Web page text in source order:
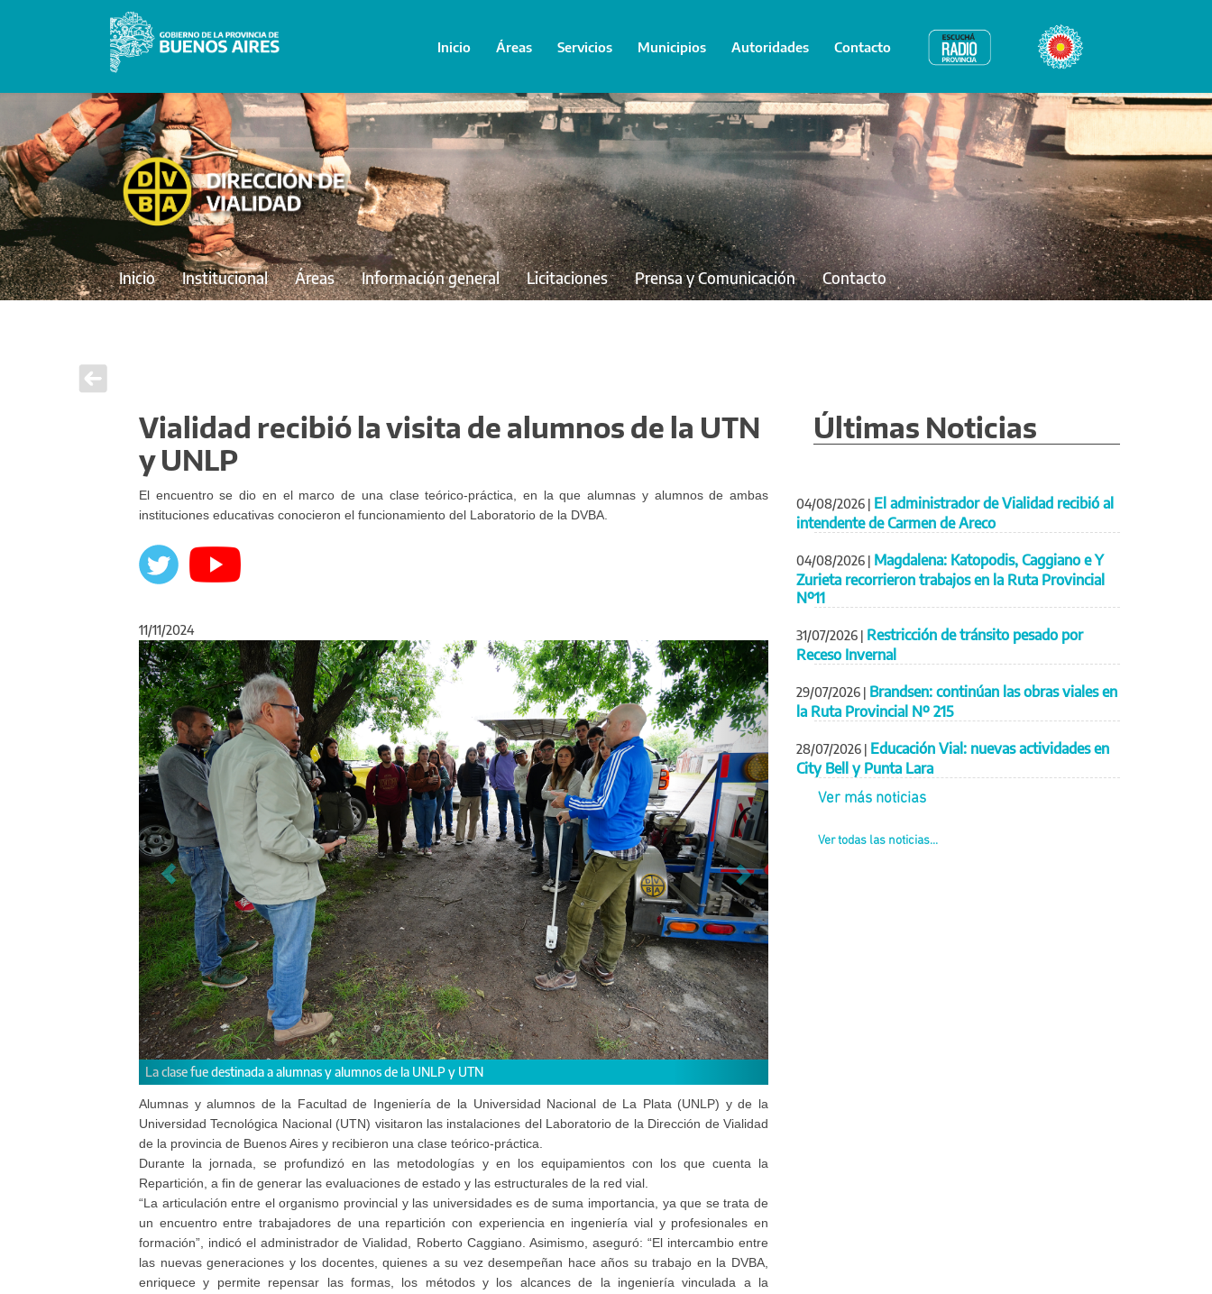
Inicio Áreas Servicios Municipios Autoridades Contacto Radio Provincia Bicentenario
Inicio Institucional Áreas Información general Licitaciones Prensa y Comunicación Contacto
Vialidad recibió la visita de alumnos de la UTN
y UNLP
El encuentro se dio en el marco de una clase teórico-práctica, en la que alumnas y alumnos de ambas
instituciones educativas conocieron el funcionamiento del Laboratorio de la DVBA.
11/11/2024
La clase fue destinada a alumnas y alumnos de la UNLP y UTN
Anterior Siguiente
Alumnas y alumnos de la Facultad de Ingeniería de la Universidad Nacional de La Plata (UNLP) y de la
Universidad Tecnológica Nacional (UTN) visitaron las instalaciones del Laboratorio de la Dirección de Vialidad
de la provincia de Buenos Aires y recibieron una clase teórico-práctica.
Durante la jornada, se profundizó en las metodologías y en los equipamientos con los que cuenta la
Repartición, a fin de generar las evaluaciones de estado y las estructurales de la red vial.
“La articulación entre el organismo provincial y las universidades es de suma importancia, ya que se trata de
un encuentro entre trabajadores de una repartición con experiencia en ingeniería vial y profesionales en
formación”, indicó el administrador de Vialidad, Roberto Caggiano. Asimismo, aseguró: “El intercambio entre
las nuevas generaciones y los docentes, quienes a su vez desempeñan hace años su trabajo en la DVBA,
enriquece y permite repensar las formas, los métodos y los alcances de la ingeniería vinculada a la
Últimas Noticias
04/08/2026 | El administrador de Vialidad recibió al
intendente de Carmen de Areco
04/08/2026 | Magdalena: Katopodis, Caggiano e Y
Zurieta recorrieron trabajos en la Ruta Provincial
Nº11
31/07/2026 | Restricción de tránsito pesado por
Receso Invernal
29/07/2026 | Brandsen: continúan las obras viales en
la Ruta Provincial Nº 215
28/07/2026 | Educación Vial: nuevas actividades en
City Bell y Punta Lara
Ver más noticias
Ver todas las noticias...